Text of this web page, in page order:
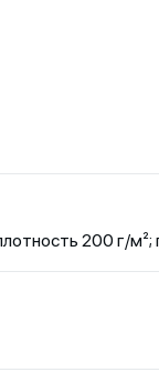
200 г/м²;